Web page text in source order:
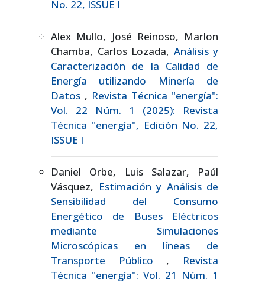
No. 22, ISSUE I
Alex Mullo, José Reinoso, Marlon
Chamba, Carlos Lozada, Análisis y
Caracterización de la Calidad de
Energía utilizando Minería de
Datos , Revista Técnica "energía":
Vol. 22 Núm. 1 (2025): Revista
Técnica "energía", Edición No. 22,
ISSUE I
Daniel Orbe, Luis Salazar, Paúl
Vásquez, Estimación y Análisis de
Sensibilidad del Consumo
Energético de Buses Eléctricos
mediante Simulaciones
Microscópicas en líneas de
Transporte Público , Revista
Técnica "energía": Vol. 21 Núm. 1